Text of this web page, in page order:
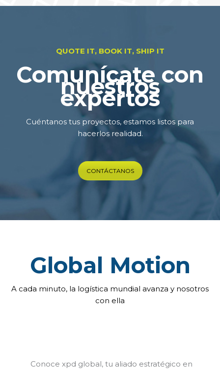
QUOTE IT, BOOK IT, SHIP IT
Comunícate con
nuestros
expertos
Cuéntanos tus proyectos, estamos listos para
hacerlos realidad.
CONTÁCTANOS
Global Motion
A cada minuto, la logística mundial avanza y nosotros
con ella
Conoce xpd global, tu aliado estratégico en